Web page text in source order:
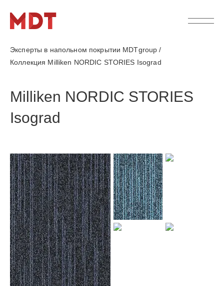
Эксперты в напольном покрытии MDTgroup /
Коллекция Milliken NORDIC STORIES Isograd
Milliken NORDIC STORIES
Isograd